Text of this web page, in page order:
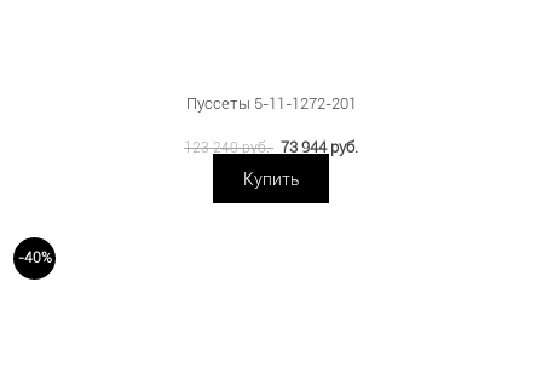
Пуссеты 5-11-1272-201
123 240 руб. 73 944 руб.
Купить
-40%